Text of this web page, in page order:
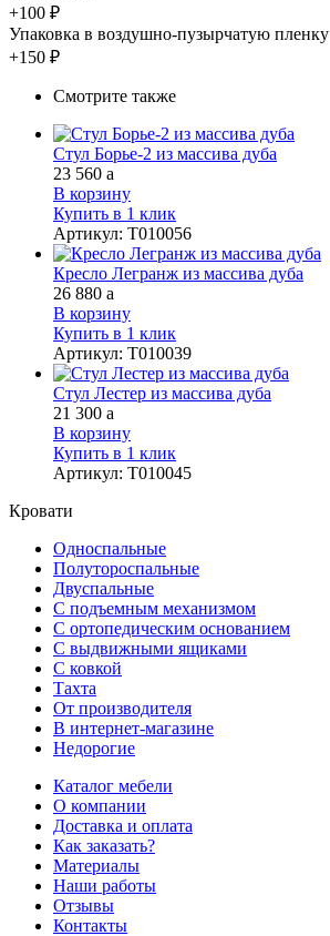
+100 ₽
Упаковка в воздушно-пузырчатую пленку
+150 ₽
Смотрите также
Стул Борье-2 из массива дуба
23 560 a
В корзину
Купить в 1 клик
Артикул: Т010056
Кресло Легранж из массива дуба
26 880 a
В корзину
Купить в 1 клик
Артикул: Т010039
Стул Лестер из массива дуба
21 300 a
В корзину
Купить в 1 клик
Артикул: Т010045
Кровати
Односпальные
Полутороспальные
Двуспальные
С подъемным механизмом
С ортопедическим основанием
С выдвижными ящиками
С ковкой
Тахта
От производителя
В интернет-магазине
Недорогие
Каталог мебели
О компании
Доставка и оплата
Как заказать?
Материалы
Наши работы
Отзывы
Контакты